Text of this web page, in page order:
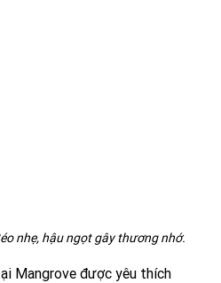
nhẹ, hậu ngọt gây thương nhớ.
Mangrove được yêu thích